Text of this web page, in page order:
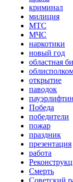
криминал
милиция
МТС
МЧС
наркотики
новый год
областная
открытие
паводок
Победа
победители
пожар
праздник
презентация
работа
Смерть